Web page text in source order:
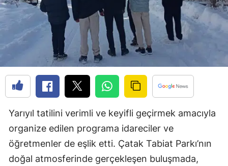
Çankırı
Çorum
Denizli
Diyarbakır
Edirne
Elazığ
Erzincan
Erzurum
Yarıyıl tatilini verimli ve keyifli geçirmek amacıyla
organize edilen programa idareciler ve
öğretmenler de eşlik etti. Çatak Tabiat Parkı’nın
doğal atmosferinde gerçekleşen buluşmada,